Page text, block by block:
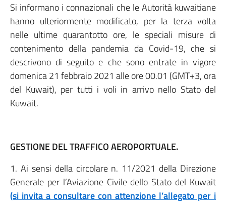
Si informano i connazionali che le Autorità kuwaitiane
hanno ulteriormente modificato, per la terza volta
nelle ultime quarantotto ore, le speciali misure di
contenimento della pandemia da Covid-19, che si
descrivono di seguito e che sono entrate in vigore
domenica 21 febbraio 2021 alle ore 00.01 (GMT+3, ora
del Kuwait), per tutti i voli in arrivo nello Stato del
Kuwait.
GESTIONE DEL TRAFFICO AEROPORTUALE.
1. Ai sensi della circolare n. 11/2021 della Direzione
Generale per l’Aviazione Civile dello Stato del Kuwait
(si invita a consultare con attenzione l’allegato per i